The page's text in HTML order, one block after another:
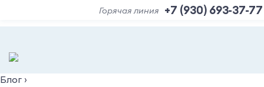
+7 (930) 693-37-77
Горячая линия
Блог ›